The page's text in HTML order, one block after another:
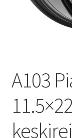
A103